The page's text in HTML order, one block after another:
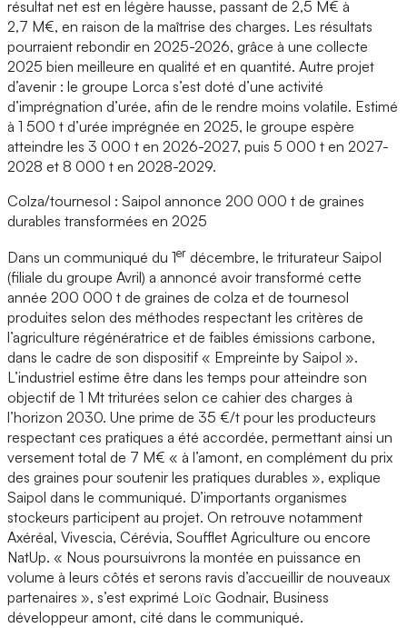
résultat net est en légère hausse, passant de 2,5 M€ à
2,7 M€, en raison de la maîtrise des charges. Les résultats
pourraient rebondir en 2025-2026, grâce à une collecte
2025 bien meilleure en qualité et en quantité. Autre projet
d’avenir : le groupe Lorca s’est doté d’une activité
d’imprégnation d’urée, afin de le rendre moins volatile. Estimé
à 1 500 t d’urée imprégnée en 2025, le groupe espère
atteindre les 3 000 t en 2026-2027, puis 5 000 t en 2027-
2028 et 8 000 t en 2028-2029.
Colza/tournesol : Saipol annonce 200 000 t de graines
durables transformées en 2025
Dans un communiqué du 1er décembre, le triturateur Saipol
(filiale du groupe Avril) a annoncé avoir transformé cette
année 200 000 t de graines de colza et de tournesol
produites selon des méthodes respectant les critères de
l’agriculture régénératrice et de faibles émissions carbone,
dans le cadre de son dispositif « Empreinte by Saipol ».
L’industriel estime être dans les temps pour atteindre son
objectif de 1 Mt triturées selon ce cahier des charges à
l’horizon 2030. Une prime de 35 €/t pour les producteurs
respectant ces pratiques a été accordée, permettant ainsi un
versement total de 7 M€ « à l’amont, en complément du prix
des graines pour soutenir les pratiques durables », explique
Saipol dans le communiqué. D’importants organismes
stockeurs participent au projet. On retrouve notamment
Axéréal, Vivescia, Cérévia, Soufflet Agriculture ou encore
NatUp. « Nous poursuivrons la montée en puissance en
volume à leurs côtés et serons ravis d’accueillir de nouveaux
partenaires », s’est exprimé Loïc Godnair, Business
développeur amont, cité dans le communiqué.